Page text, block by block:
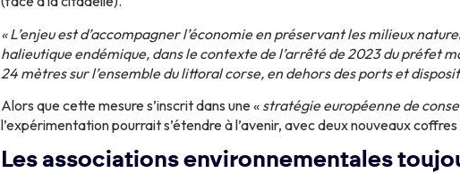
« L’enjeu est d’accompagner l’économie en préservant les milieux
halieutique endémique, dans le contexte de l’arrêté de 2023 du préfet
24 mètres sur l’ensemble du littoral corse, en dehors des ports et
Alors que cette mesure s’inscrit dans une « stratégie européenne de
l’expérimentation pourrait s’étendre à l’avenir, avec deux nouveaux
Les associations environnementales